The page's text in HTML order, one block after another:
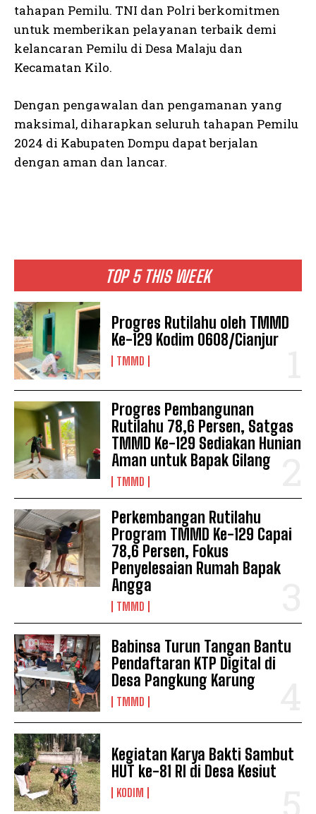
TOP 5 THIS WEEK
Progres Rutilahu oleh TMMD
Ke-129 Kodim 0608/Cianjur
TMMD
Progres Pembangunan
Rutilahu 78,6 Persen, Satgas
TMMD Ke-129 Sediakan Hunian
Aman untuk Bapak Gilang
TMMD
Perkembangan Rutilahu
Program TMMD Ke-129 Capai
78,6 Persen, Fokus
Penyelesaian Rumah Bapak
Angga
TMMD
Babinsa Turun Tangan Bantu
Pendaftaran KTP Digital di
Desa Pangkung Karung
TMMD
Kegiatan Karya Bakti Sambut
HUT ke-81 RI di Desa Kesiut
KODIM
tahapan Pemilu. TNI dan Polri berkomitmen
untuk memberikan pelayanan terbaik demi
kelancaran Pemilu di Desa Malaju dan
Kecamatan Kilo.
Dengan pengawalan dan pengamanan yang
maksimal, diharapkan seluruh tahapan Pemilu
2024 di Kabupaten Dompu dapat berjalan
dengan aman dan lancar.